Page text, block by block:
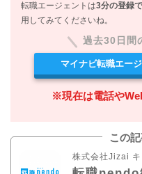
転職エージェントは3分の登録
用してみてくださいね。
過去30日間
マイナビ転職エー
※現在は電話や
この
株式会社Jizai